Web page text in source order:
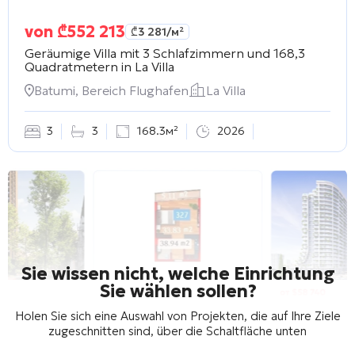
von ₾552 213 ₾3 281/м²
Geräumige Villa mit 3 Schlafzimmern und 168,3
Quadratmetern in La Villa
Batumi, Bereich Flughafen
La Villa
3 3 168.3м² 2026
Sie wissen nicht, welche Einrichtung
Sie wählen sollen?
Holen Sie sich eine Auswahl von Projekten, die auf Ihre Ziele
zugeschnitten sind, über die Schaltfläche unten